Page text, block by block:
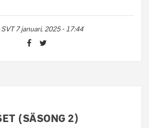
SVT 7 januari, 2025 - 17:44
(SÄSONG 2)